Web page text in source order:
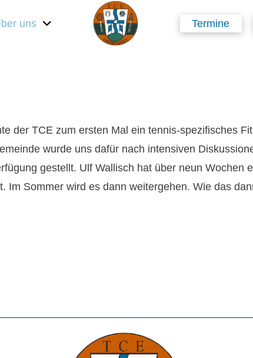
uns Termine
der TCE zum ersten Mal ein tennis-spezifisches
wurde uns dafür nach intensiven
gestellt. Ulf Wallisch hat über neun Wochen
Im Sommer wird es dann weitergehen. Wie das